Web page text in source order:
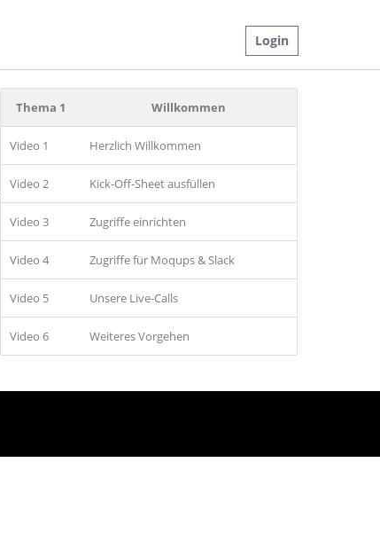
Login
Thema 1 Willkommen
Video 1 Herzlich Willkommen
Video 2 Kick-Off-Sheet ausfüllen
Video 3 Zugriffe einrichten
Video 4 Zugriffe für Moqups & Slack
Video 5 Unsere Live-Calls
Video 6 Weiteres Vorgehen